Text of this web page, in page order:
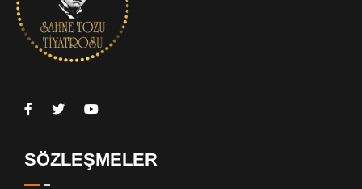
SÖZLEŞMELER